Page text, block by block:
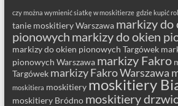
czy można wymienić siatkę w moskitierze gdzie kupić
tanie moskitiery Warszawa markizy do
pionowych markizy do okien
markizy do okien pionowych Targówek
pionowych Warszawa markizy Fakro
Targówek markizy Fakro Warszawa
moskitiera moskitiery moskitiery
moskitiery Bródno moskitiery